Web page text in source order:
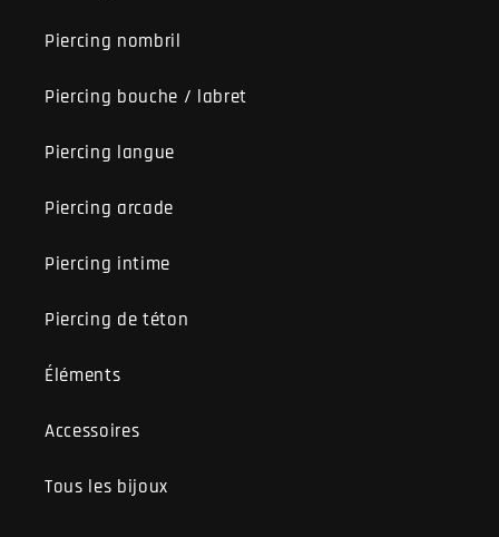
Piercing nombril
Piercing bouche / labret
Piercing langue
Piercing arcade
Piercing intime
Piercing de téton
Éléments
Accessoires
Tous les bijoux